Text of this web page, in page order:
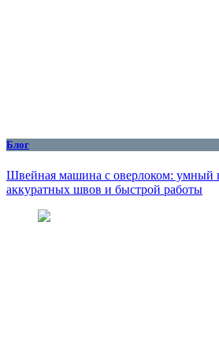
Блог
Швейная машина с оверлоком: умный
аккуратных швов и быстрой работы